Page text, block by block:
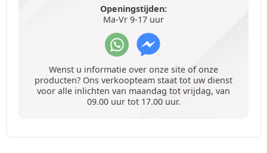
Openingstijden:
Ma-Vr 9-17 uur
Wenst u informatie over onze site of onze
producten? Ons verkoopteam staat tot uw dienst
voor alle inlichten van maandag tot vrijdag, van
09.00 uur tot 17.00 uur.